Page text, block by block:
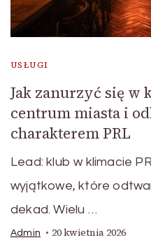
USŁUGI
Jak zanurzyć się w
centrum miasta i
charakterem PRL
Lead: klub w klimacie
wyjątkowe, które
dekad. Wielu …
Admin 20 kwietnia 2026